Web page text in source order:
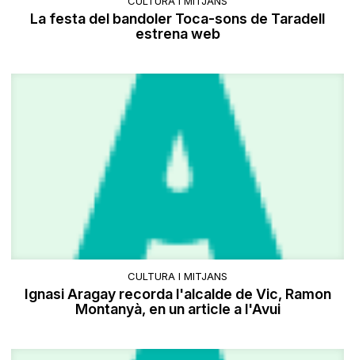
La festa del bandoler Toca-sons de Taradell
estrena web
CULTURA I MITJANS
Ignasi Aragay recorda l'alcalde de Vic, Ramon
Montanyà, en un article a l'Avui